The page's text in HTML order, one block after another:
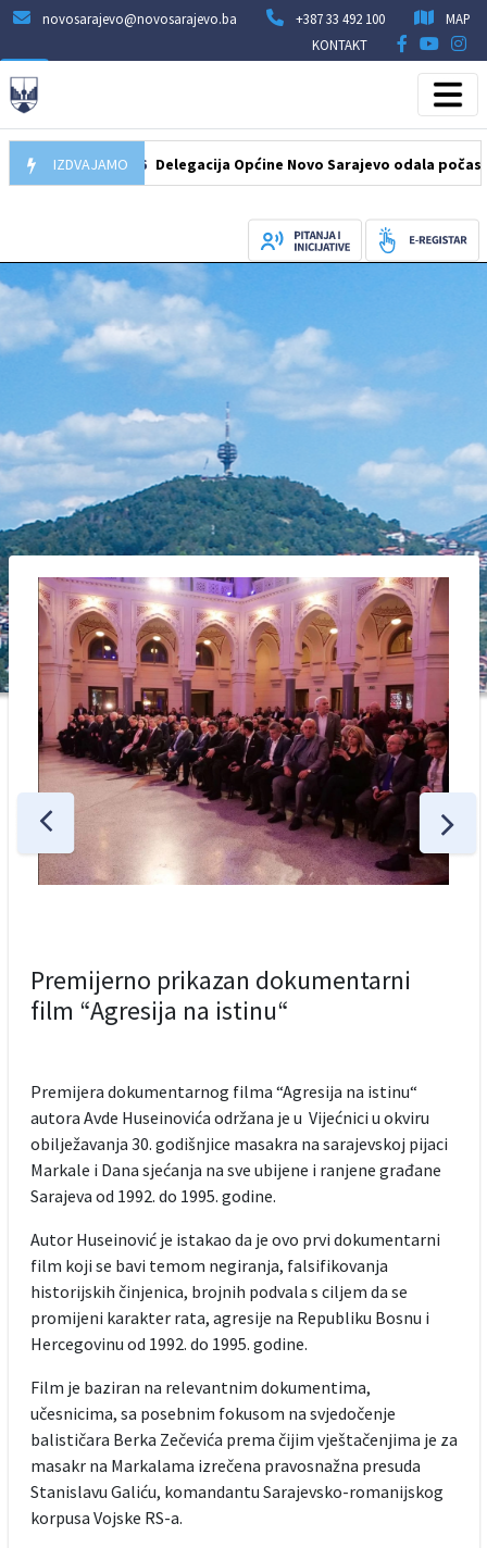
novosarajevo@novosarajevo.ba +387 33 492 100
MAP
KONTAKT
IZDVAJAMO
07.08.2026 Delegacija Općine Novo Sarajevo odala počast
Premijerno prikazan dokumentarni
film “Agresija na istinu“
Premijera dokumentarnog filma “Agresija na istinu“
autora Avde Huseinovića održana je u Vijećnici u okviru
obilježavanja 30. godišnjice masakra na sarajevskoj pijaci
Markale i Dana sjećanja na sve ubijene i ranjene građane
Sarajeva od 1992. do 1995. godine.
Autor Huseinović je istakao da je ovo prvi dokumentarni
film koji se bavi temom negiranja, falsifikovanja
historijskih činjenica, brojnih podvala s ciljem da se
promijeni karakter rata, agresije na Republiku Bosnu i
Hercegovinu od 1992. do 1995. godine.
Film je baziran na relevantnim dokumentima,
učesnicima, sa posebnim fokusom na svjedočenje
balističara Berka Zečevića prema čijim vještačenjima je za
masakr na Markalama izrečena pravosnažna presuda
Stanislavu Galiću, komandantu Sarajevsko-romanijskog
korpusa Vojske RS-a.